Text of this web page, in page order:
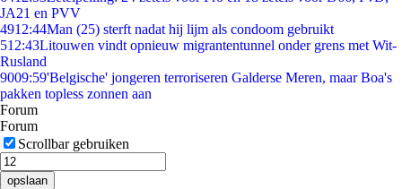
JA21 en PVV
4912:44Man (25) sterft nadat hij lijm als condoom gebruikt
512:43Litouwen vindt opnieuw migrantentunnel onder grens met Wit-
Rusland
9009:59'Belgische' jongeren terroriseren Galderse Meren, maar Boa's
pakken topless zonnen aan
Forum
Forum
Scrollbar gebruiken
opslaan